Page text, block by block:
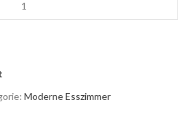
Moderne Esszimmer